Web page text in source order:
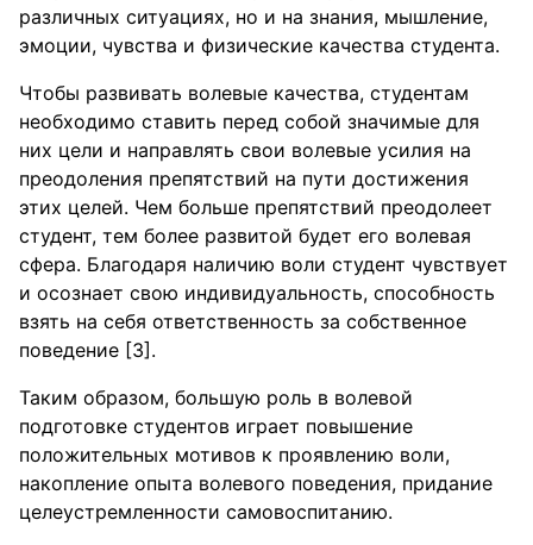
различных ситуациях, но и на знания, мышление,
эмоции, чувства и физические качества студента.
Чтобы развивать волевые качества, студентам
необходимо ставить перед собой значимые для
них цели и направлять свои волевые усилия на
преодоления препятствий на пути достижения
этих целей. Чем больше препятствий преодолеет
студент, тем более развитой будет его волевая
сфера. Благодаря наличию воли студент чувствует
и осознает свою индивидуальность, способность
взять на себя ответственность за собственное
поведение [3].
Таким образом, большую роль в волевой
подготовке студентов играет повышение
положительных мотивов к проявлению воли,
накопление опыта волевого поведения, придание
целеустремленности самовоспитанию.